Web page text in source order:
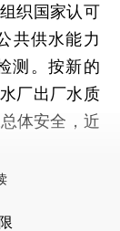
织国家认可
共供水能力
测。按新的
厂出厂水质
体安全，近